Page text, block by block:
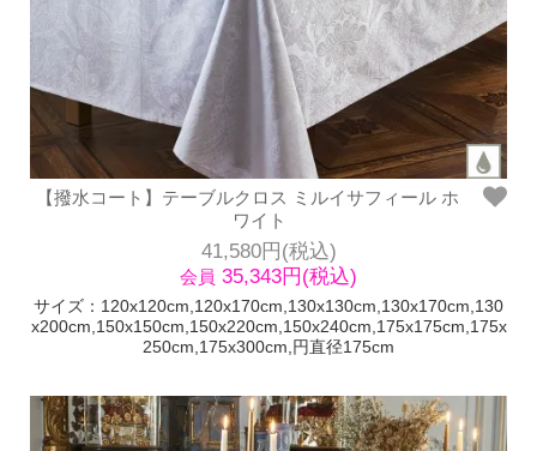
【撥水コート】テーブルクロス ミルイサフィール ホ
ワイト
41,580円(税込)
会員 35,343円(税込)
サイズ：120x120cm,120x170cm,130x130cm,130x170cm,130
x200cm,150x150cm,150x220cm,150x240cm,175x175cm,175x
250cm,175x300cm,円直径175cm